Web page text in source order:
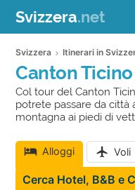
Svizzera.net
Svizzera Itinerari in
Canton
Col tour del Canton
potrete passare da città
montagna ai piedi di
Alloggi Voli
Cerca Hotel, B&B e